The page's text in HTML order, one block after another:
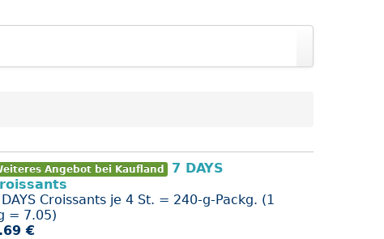
Angebot bei Kaufland
7 DAYS
Croissants je 4 St. = 240-g-Packg. (1
= 7.05)
€